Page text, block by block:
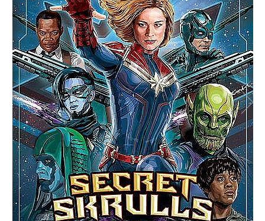
Jocuri cu miniaturi
Battletech
Final Girl - solo game
Miniaturi Arkham Horror
Miniaturi HEROCLIX
Accesorii pentru boardgames
Protectii carti (Sleeves)
Playmats
Deck Boxes/Cutii pentru carti
Portofolii/ Clasoare pentru carti
The Army Painter
Organizatoare
Zaruri